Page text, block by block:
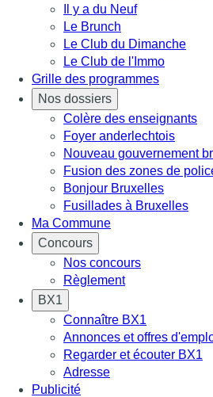
Il y a du Neuf
Le Brunch
Le Club du Dimanche
Le Club de l'Immo
Grille des programmes
Nos dossiers
Colère des enseignants
Foyer anderlechtois
Nouveau gouvernement
Fusion des zones de
Bonjour Bruxelles
Fusillades à Bruxelles
Ma Commune
Concours
Nos concours
Règlement
BX1
Connaître BX1
Annonces et offres
Regarder et écouter BX1
Adresse
Publicité